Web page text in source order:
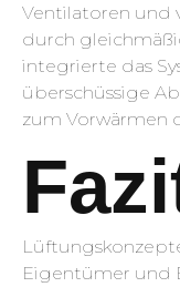
Ventilatoren und
durch
integrierte das
überschüssige
zum Vorwärmen
Eigentümer und